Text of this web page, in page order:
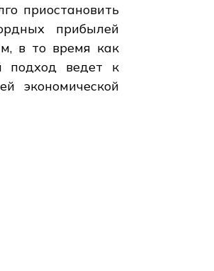
приостановить
прибылей
в то время как
подход ведет к
экономической